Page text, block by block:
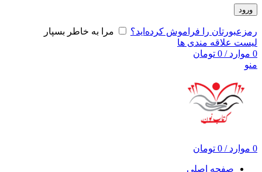
ورود
رمزعبورتان را فراموش کرده‌اید؟
مرا به خاطر بسپار
لیست علاقه مندی ها
0 موارد /
0 تومان
منو
0 موارد /
0 تومان
صفحه اصلی